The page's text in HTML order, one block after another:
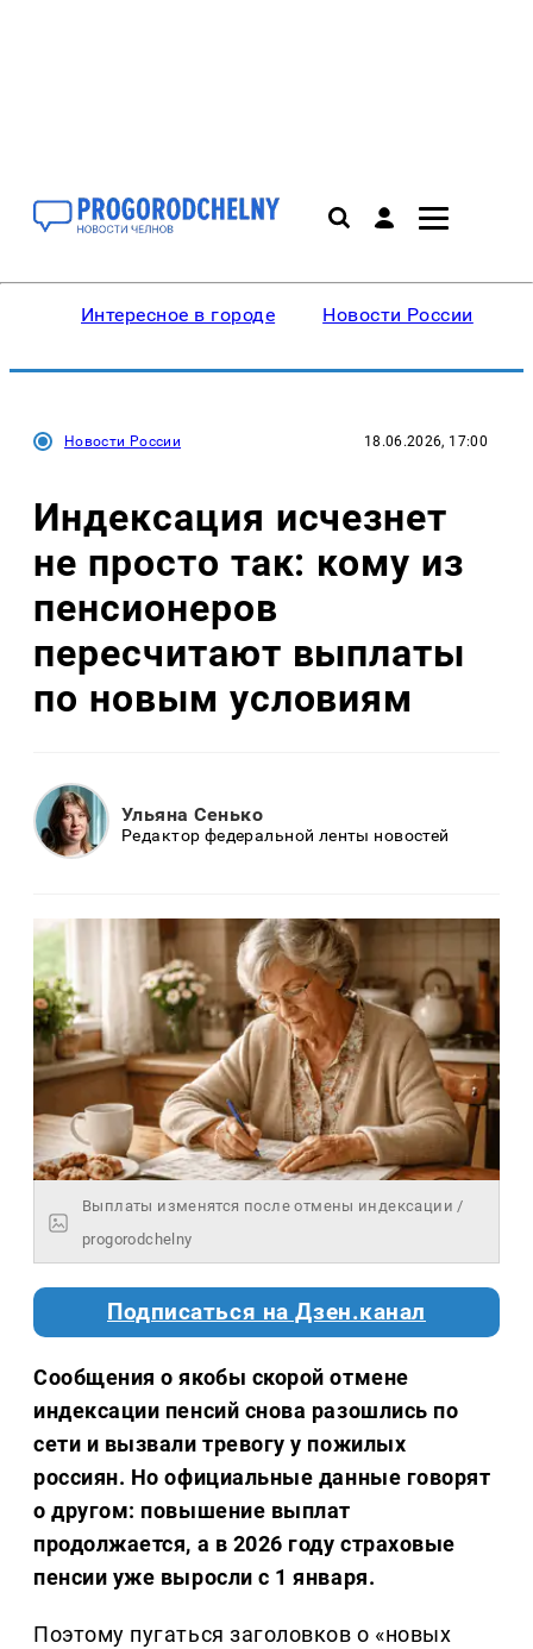
Интересное в городе Новости России
Новости России 18.06.2026, 17:00
Индексация исчезнет
не просто так: кому из
пенсионеров
пересчитают выплаты
по новым условиям
Ульяна Сенько
Редактор федеральной ленты новостей
Выплаты изменятся после отмены индексации /
progorodchelny
Подписаться на Дзен.канал
Сообщения о якобы скорой отмене
индексации пенсий снова разошлись по
сети и вызвали тревогу у пожилых
россиян. Но официальные данные говорят
о другом: повышение выплат
продолжается, а в 2026 году страховые
пенсии уже выросли с 1 января.
Поэтому пугаться заголовков о «новых